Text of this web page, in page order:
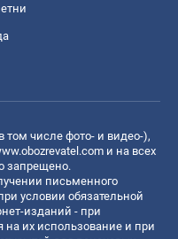
числе фото- и видео-),
и на всех
запрещено.
письменного
условии обязательной
изданий - при
их использование и при